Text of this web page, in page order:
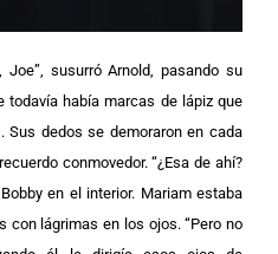
susurró Arnold, pasando su
todavía había marcas de lápiz que
Sus dedos se demoraron en cada
conmovedor. “¿Esa de ahí?
en el interior. Mariam estaba
con lágrimas en los ojos.“Pero no